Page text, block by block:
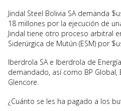
Jindal Steel Bolivia SA demanda
18 millones por la ejecución de
Jindal tiene otro proceso arbitral
Siderúrgica de Mutún (ESM) por
Iberdrola SA e Iberdrola de
demandado, así como BP Global,
Glencore.
¿Cuánto se les ha pagado a los